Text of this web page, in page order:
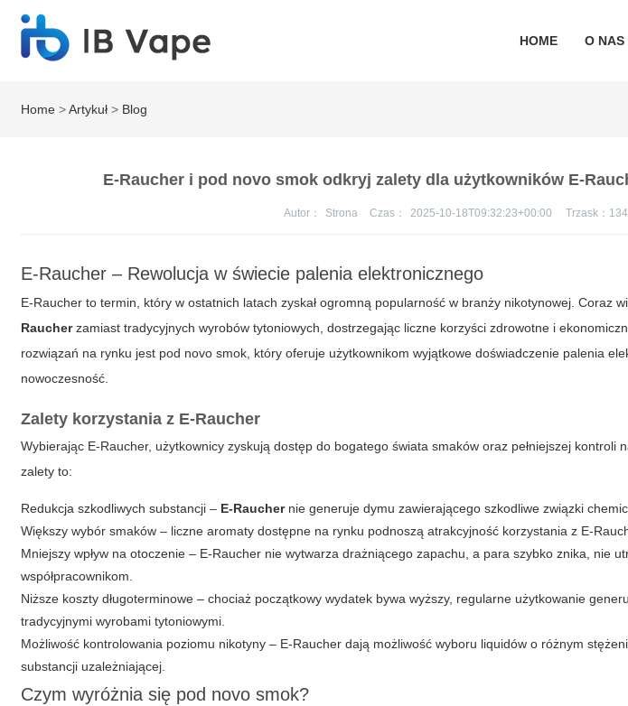
HOME O NAS
Home >Artykuł > Blog
E-Raucher i pod novo smok odkryj zalety dla użytkowników E-
Autor： Strona Czas： 2025-10-18T09:32:23+00:00 Trzask： 134
E-Raucher – Rewolucja w świecie palenia elektronicznego
E-Raucher to termin, który w ostatnich latach zyskał ogromną popularność w branży nikotynowej. Coraz
Raucherzamiast tradycyjnych wyrobów tytoniowych, dostrzegając liczne korzyści zdrowotne i
rozwiązań na rynku jest pod novo smok, który oferuje użytkownikom wyjątkowe doświadczenie palenia
nowoczesność.
Zalety korzystania z E-Raucher
Wybierając E-Raucher, użytkownicy zyskują dostęp do bogatego świata smaków oraz pełniejszej kontroli
zalety to:
Redukcja szkodliwych substancji – E-Rauchernie generuje dymu zawierającego szkodliwe związki
Większy wybór smaków – liczne aromaty dostępne na rynku podnoszą atrakcyjność korzystania z E-
Mniejszy wpływ na otoczenie – E-Raucher nie wytwarza drażniącego zapachu, a para szybko znika, nie
współpracownikom.
Niższe koszty długoterminowe – chociaż początkowy wydatek bywa wyższy, regularne użytkowanie
tradycyjnymi wyrobami tytoniowymi.
Możliwość kontrolowania poziomu nikotyny – E-Raucher dają możliwość wyboru liquidów o różnym
substancji uzależniającej.
Czym wyróżnia się pod novo smok?